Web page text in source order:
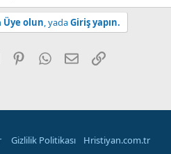
Üye olun , yadaGiriş yapın.
PinterestWhatsApp
E-postaLinki Kopyala
Hristiyan.com.tr
Gizlilik Politikası